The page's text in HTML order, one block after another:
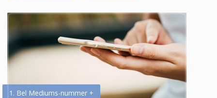
1. Bel Mediums-nummer +